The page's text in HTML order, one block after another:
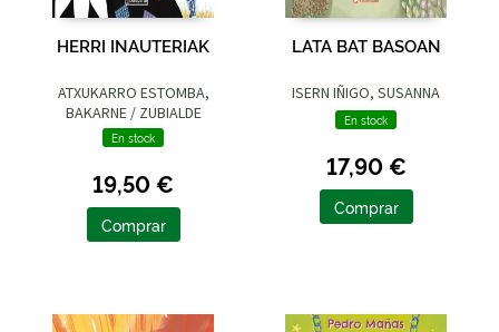
HERRI INAUTERIAK
ATXUKARRO ESTOMBA,
BAKARNE / ZUBIALDE
GRAJIRENA, IZASKUN
En stock
19,50 €
Comprar
LATA BAT BASOAN
ISERN IÑIGO, SUSANNA
En stock
17,90 €
Comprar